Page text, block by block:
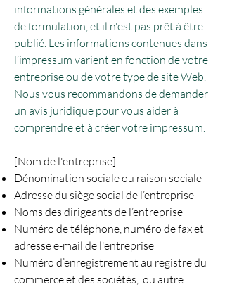
informations générales et des exemples
de formulation, et il n'est pas prêt à être
publié. Les informations contenues dans
l’impressum varient en fonction de votre
entreprise ou de votre type de site Web.
Nous vous recommandons de demander
un avis juridique pour vous aider à
comprendre et à créer votre impressum.
[Nom de l'entreprise]
Dénomination sociale ou raison sociale
Adresse du siège social de l’entreprise
Noms des dirigeants de l’entreprise
Numéro de téléphone, numéro de fax et
adresse e-mail de l'entreprise
Numéro d’enregistrement au registre du
commerce et des sociétés, ou autre